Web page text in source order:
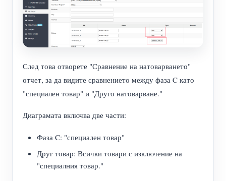
След това отворете "Сравнение на натоварването"
отчет, за да видите сравнението между фаза C като
"специален товар" и "Друго натоварване."
Диаграмата включва две части:
Фаза C: "специален товар"
Друг товар: Всички товари с изключение на
"специалния товар."